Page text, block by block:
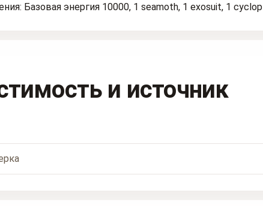
Базовая энергия 10000, 1 seamoth, 1 exosuit, 1 cyclop
и источник